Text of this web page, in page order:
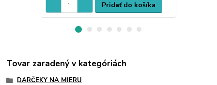
Pridať do košíka
Tovar zaradený v kategóriách
DARČEKY NA MIERU